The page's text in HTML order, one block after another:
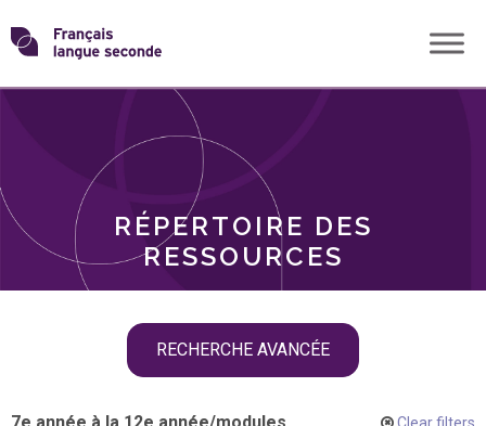
Skip
toTransformons
langue
RÉPERTOIRE DES
RESSOURCES
RECHERCHE AVANCÉE
THÈMES